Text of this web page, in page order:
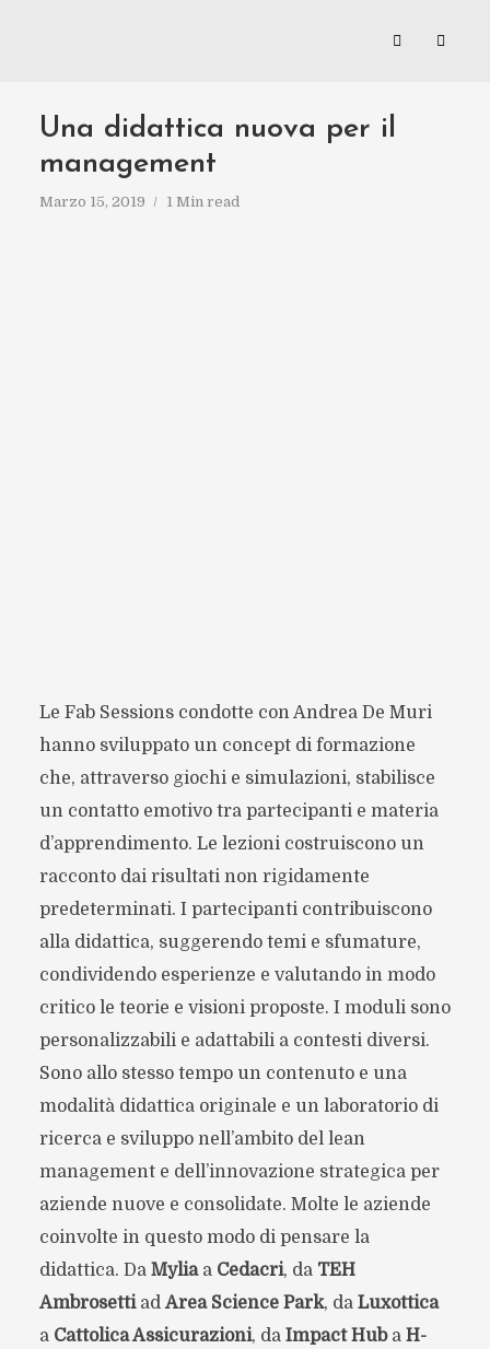
Una didattica nuova per il
management
Marzo 15, 2019 1 Min read
Le Fab Sessions condotte con Andrea De Muri
hanno sviluppato un concept di formazione
che, attraverso giochi e simulazioni, stabilisce
un contatto emotivo tra partecipanti e materia
d’apprendimento. Le lezioni costruiscono un
racconto dai risultati non rigidamente
predeterminati. I partecipanti contribuiscono
alla didattica, suggerendo temi e sfumature,
condividendo esperienze e valutando in modo
critico le teorie e visioni proposte. I moduli sono
personalizzabili e adattabili a contesti diversi.
Sono allo stesso tempo un contenuto e una
modalità didattica originale e un laboratorio di
ricerca e sviluppo nell’ambito del lean
management e dell’innovazione strategica per
aziende nuove e consolidate. Molte le aziende
coinvolte in questo modo di pensare la
didattica. Da Myliaa Cedacri, da TEH
Ambrosettiad Area Science Park, da Luxottica
a Cattolica Assicurazioni, da Impact Huba H-